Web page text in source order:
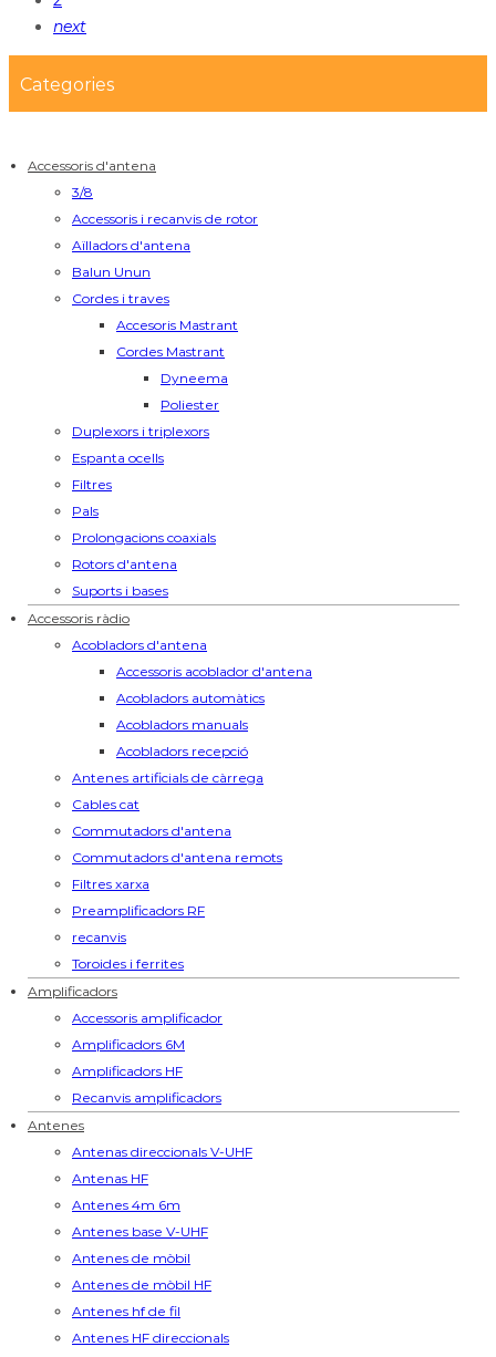
next
Categories
Accessoris d'antena
3/8
Accessoris i recanvis de rotor
Aïlladors d'antena
Balun Unun
Cordes i traves
Accesoris Mastrant
Cordes Mastrant
Dyneema
Poliester
Duplexors i triplexors
Espanta ocells
Filtres
Pals
Prolongacions coaxials
Rotors d'antena
Suports i bases
Accessoris ràdio
Acobladors d'antena
Accessoris acoblador d'antena
Acobladors automàtics
Acobladors manuals
Acobladors recepció
Antenes artificials de càrrega
Cables cat
Commutadors d'antena
Commutadors d'antena remots
Filtres xarxa
Preamplificadors RF
recanvis
Toroides i ferrites
Amplificadors
Accessoris amplificador
Amplificadors 6M
Amplificadors HF
Recanvis amplificadors
Antenes
Antenas direccionals V-UHF
Antenas HF
Antenes 4m 6m
Antenes base V-UHF
Antenes de mòbil
Antenes de mòbil HF
Antenes hf de fil
Antenes HF direccionals